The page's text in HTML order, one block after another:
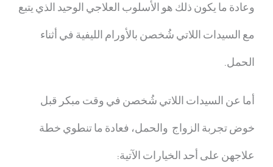
وعادة ما يكون ذلك هو الأسلوب العلاجي الوحيد الذي يتبع
مع السيدات اللاتي شُخصن بالأورام الليفية في أثناء
الحمل.
أما عن السيدات اللاتي شُخصن في وقت مبكر قبل
خوض تجربة الزواج والحمل، فعادة ما تنطوي خطة
علاجهن على أحد الخيارات الآتية: